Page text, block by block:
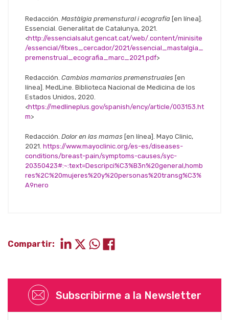
Redacción. Mastàlgia premenstural i ecografía [en línea].
Essencial. Generalitat de Catalunya, 2021.
<http://essencialsalut.gencat.cat/web/.content/minisite
/essencial/fitxes_cercador/2021/essencial_mastalgia_
premenstrual_ecografia_marc_2021.pdf>
Redacción. Cambios mamarios premenstruales [en
línea]. MedLine. Biblioteca Nacional de Medicina de los
Estados Unidos, 2020.
<https://medlineplus.gov/spanish/ency/article/003153.ht
m>
Redacción. Dolor en las mamas [en línea]. Mayo Clinic,
2021. https://www.mayoclinic.org/es-es/diseases-
conditions/breast-pain/symptoms-causes/syc-
20350423#:~:text=Descripci%C3%B3n%20general,homb
res%2C%20mujeres%20y%20personas%20transg%C3%
A9nero
Compartir:
Subscribirme a la Newsletter